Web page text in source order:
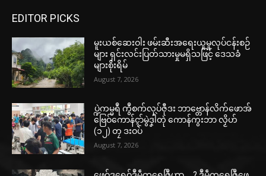
EDITOR PICKS
မူးယစ်ဆေးဝါး ဖမ်းဆီးအရေးယူမှုလုပ်ငန်းစဉ်
များ ရှင်းလင်းပြတ်သားမှုမရှိသဖြင့် ဒေသခံ
များစိုးရိမ်
August 7, 2026
ပ္ဍဲကမ္မရဳ ကွဳစက်လုပ်ဇီုဒး ဘာဗ္တောန်လိက်ဖောအ်
ဗြေဝ်ကောန်ၚာ်မွဲဒၞါဲတုဲ ကောန်ကွးဘာ လၟိဟ်
(၁၂) တၠ ဒးဝပ်
August 7, 2026